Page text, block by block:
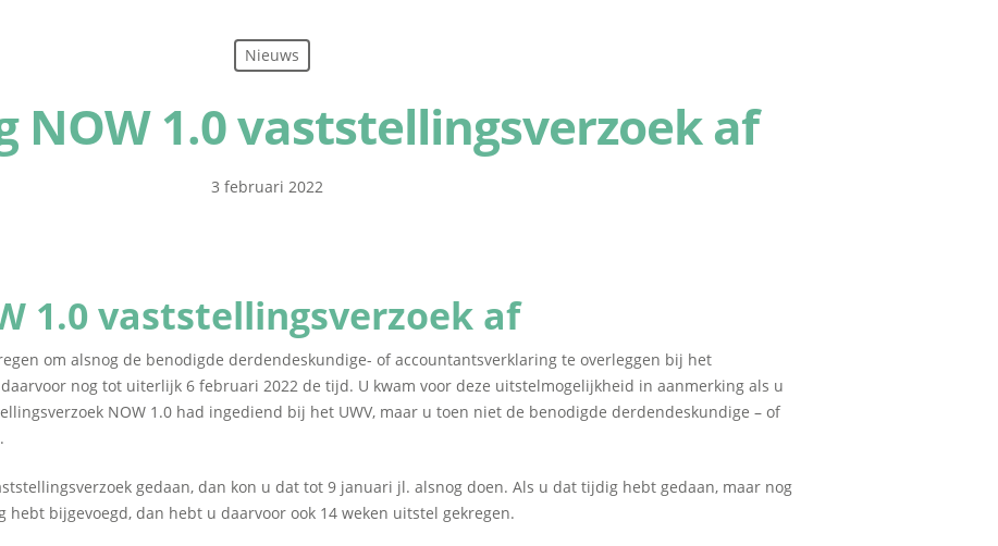
Nieuws
NOW 1.0 vaststellingsverzoek af
3 februari 2022
1.0 vaststellingsverzoek af
om alsnog de benodigde derdendeskundige- of accountantsverklaring te overleggen bij het
nog tot uiterlijk 6 februari 2022 de tijd. U kwam voor deze uitstelmogelijkheid in aanmerking als u
NOW 1.0 had ingediend bij het UWV, maar u toen niet de benodigde derdendeskundige – of
gedaan, dan kon u dat tot 9 januari jl. alsnog doen. Als u dat tijdig hebt gedaan, maar nog
bijgevoegd, dan hebt u daarvoor ook 14 weken uitstel gekregen.